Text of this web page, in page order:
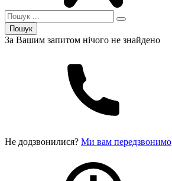
Пошук
За Вашим запитом нічого не знайдено
Не додзвонилися? Ми вам передзвонимо